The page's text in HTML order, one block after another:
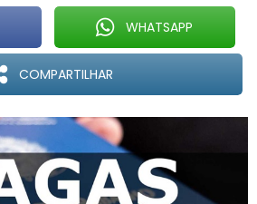
WHATSAPP
COMPARTILHAR